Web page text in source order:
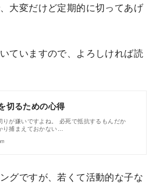
大変だけど定期的に切ってあげ
ていますので、よろしければ読
切るための心得
りが嫌いですよね。 必死で抵抗するもんだか
り捕まえておかない…
グですが、若くて活動的な子な